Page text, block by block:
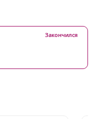
Закончился